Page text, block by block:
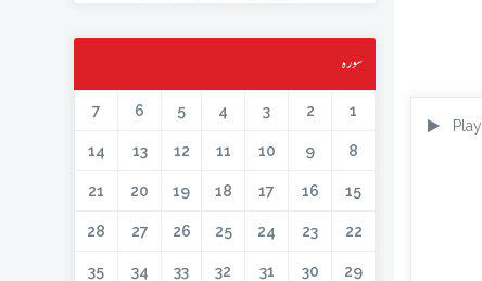
Play
سورہ
1
2
3
4
5
6
7
8
9
10
11
12
13
14
15
16
17
18
19
20
21
22
23
24
25
26
27
28
29
30
31
32
33
34
35